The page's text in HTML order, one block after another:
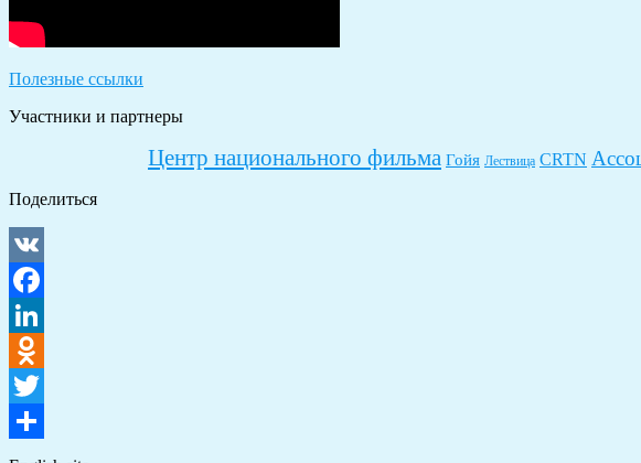
Полезные ссылки
Участники и партнеры
Центр национального фильма Гойя Лествица CRTN
Поделиться
VK
Facebook
LinkedIn
Odnoklassniki
Twitter
Отправить